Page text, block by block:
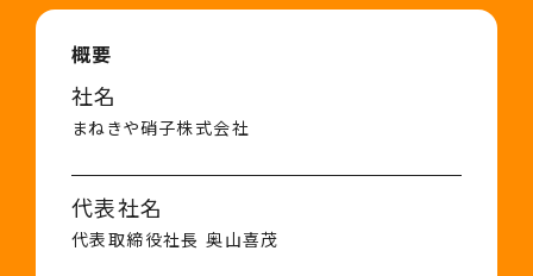
概要
社名
まねきや硝子株式会社
代表社名
代表取締役社長 奥山喜茂